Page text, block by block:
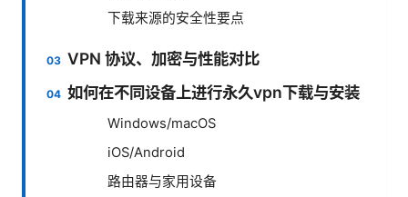
下载来源的安全性要点
VPN 协议、加密与性能对比
如何在不同设备上进行永久vpn下载与安装
Windows/macOS
iOS/Android
路由器与家用设备